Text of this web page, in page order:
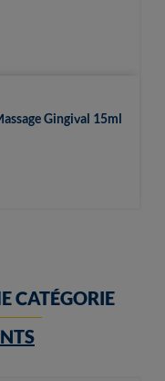
Gingival 15ml
CATÉGORIE